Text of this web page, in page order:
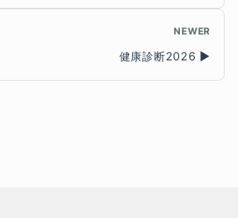
NEWER
健康診断2026